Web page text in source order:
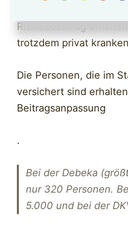
Risikozuschlag
trotzdem privat
Die Personen, die im
versichert sind
Beitragsanpassung
.
Bei der Debeka
nur 320 Personen.
5.000 und bei der